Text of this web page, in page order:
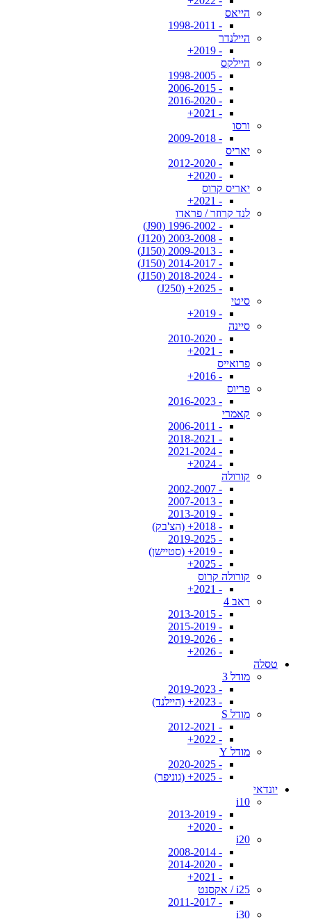
הייאס
- 1998-2011
היילנדר
- 2019+
היילקס
- 1998-2005
- 2006-2015
- 2016-2020
- 2021+
ורסו
- 2009-2018
יאריס
- 2012-2020
- 2020+
יאריס קרוס
- 2021+
לנד קרוזר / פראדו
- 1996-2002 (J90)
- 2003-2008 (J120)
- 2009-2013 (J150)
- 2014-2017 (J150)
- 2018-2024 (J150)
- 2025+ (J250)
סיטי
- 2019+
סיינה
- 2010-2020
- 2021+
פרואייס
- 2016+
פריוס
- 2016-2023
קאמרי
- 2006-2011
- 2018-2021
- 2021-2024
- 2024+
קורולה
- 2002-2007
- 2007-2013
- 2013-2019
- 2018+ (הצ'בק)
- 2019-2025
- 2019+ (סטיישן)
- 2025+
קורולה קרוס
- 2021+
ראב 4
- 2013-2015
- 2015-2019
- 2019-2026
- 2026+
טסלה
מודל 3
- 2019-2023
- 2023+ (היילנד)
מודל S
- 2012-2021
- 2022+
מודל Y
- 2020-2025
- 2025+ (גוניפר)
יונדאי
i10
- 2013-2019
- 2020+
i20
- 2008-2014
- 2014-2020
- 2021+
i25 / אקסנט
- 2011-2017
i30